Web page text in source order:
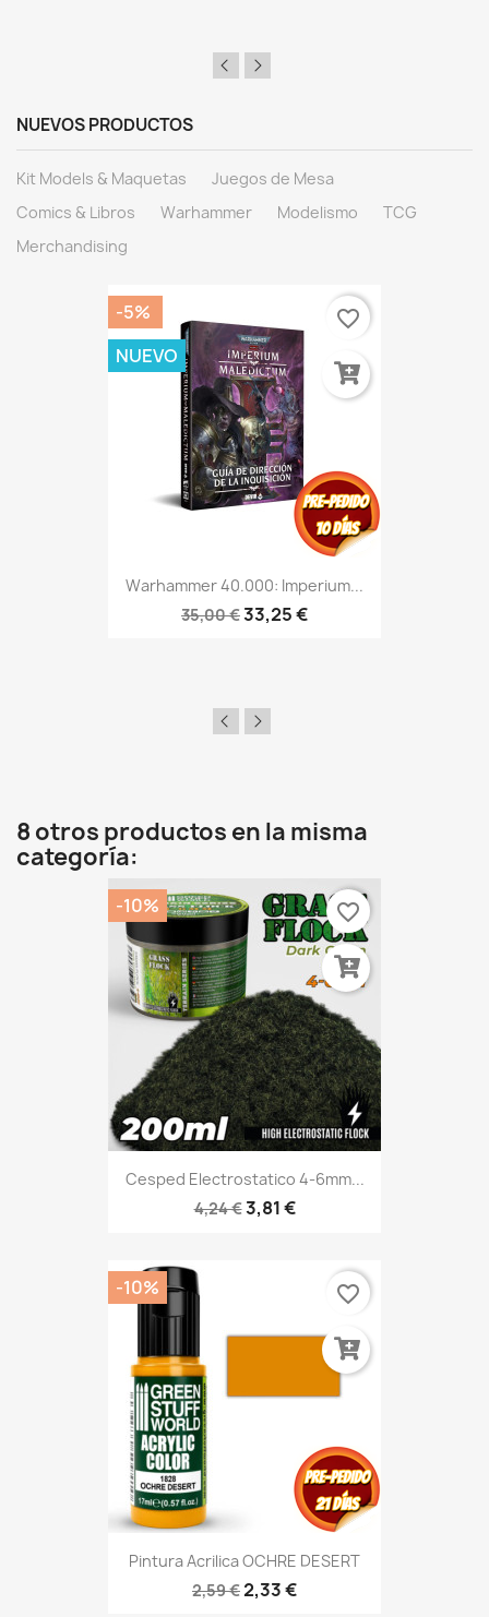
NUEVOS PRODUCTOS
Kit Models & Maquetas
Juegos de Mesa
Comics & Libros
Warhammer Modelismo
TCG
Merchandising
Warhammer 40.000: Imperium...
35,00 €33,25 €
-5%
NUEVO
favorite_border
8 otros productos en la misma
categoría:
Cesped Electrostatico 4-6mm...
4,24 €3,81 €
-10% favorite_border
Pintura Acrilica OCHRE DESERT
2,59 €2,33 €
-10% favorite_border